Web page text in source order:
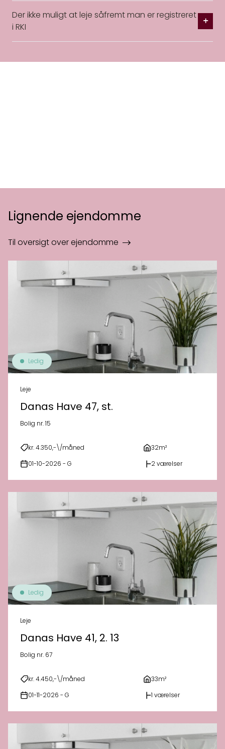
Der ikke muligt at leje såfremt man er registreret
i RKI
Lignende ejendomme
Til oversigt over ejendomme
Ledig
Leje
Danas Have 47, st.
Bolig nr. 15
kr. 4.350,-\/måned 32m²
01-10-2026 - G 2 værelser
Ledig
Leje
Danas Have 41, 2. 13
Bolig nr. 67
kr. 4.450,-\/måned 33m²
01-11-2026 - G 1 værelser